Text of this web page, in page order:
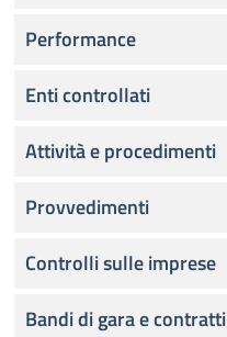
Performance
Enti controllati
Attività e procedimenti
Provvedimenti
Controlli sulle imprese
Bandi di gara e contratti